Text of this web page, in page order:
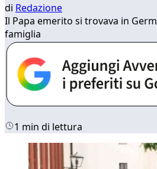
di Redazione
Il Papa emerito si trovava in
famiglia
1 min di lettura